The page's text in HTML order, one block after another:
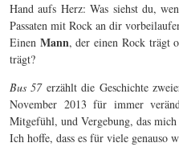
Hand aufs Herz: Was siehst du,
Passaten mit Rock an dir
Einen Mann, der einen Rock trägt
trägt?
Bus 57erzählt die Geschichte
November 2013 für immer
Mitgefühl, und Vergebung, das
Ich hoffe, dass es für viele genauso